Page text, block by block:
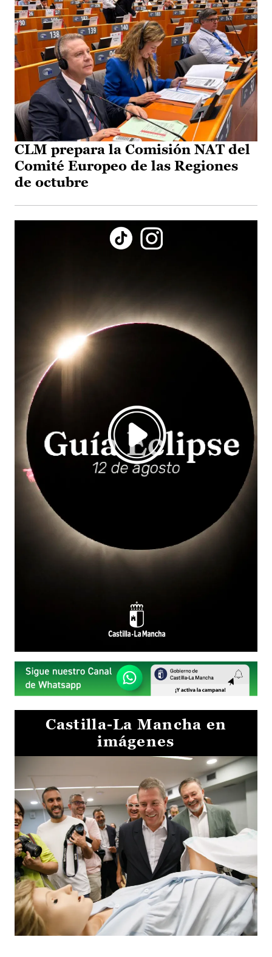
CLM prepara la Comisión NAT del
Comité Europeo de las Regiones
de octubre
Castilla-La Mancha en
imágenes